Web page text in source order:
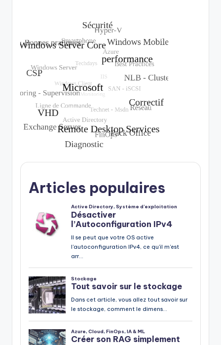
Articles populaires